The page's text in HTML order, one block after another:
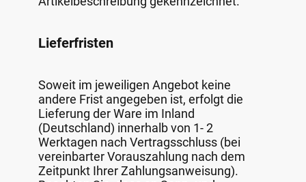
Lieferfristen
Soweit im jeweiligen Angebot keine
andere Frist angegeben ist, erfolgt die
Lieferung der Ware im Inland
(Deutschland) innerhalb von 1- 2
Werktagen nach Vertragsschluss (bei
vereinbarter Vorauszahlung nach dem
Zeitpunkt Ihrer Zahlungsanweisung).